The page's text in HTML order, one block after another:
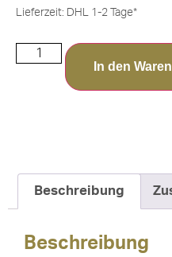
Lieferzeit: DHL 1-2 Tage*
In den
Beschreibung
Beschreibung